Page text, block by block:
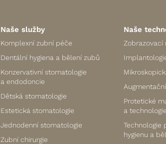
Naše služby
Komplexní zubní péče
Dentální hygiena a bělení zubů
Konzervativní stomatologie
a endodoncie
Dětská stomatologie
Estetická stomatologie
Jednodenní stomatologie
Zubní chirurgie
Naše
Zobrazovací
Protetické
a technologie
Technologie
hygienu a